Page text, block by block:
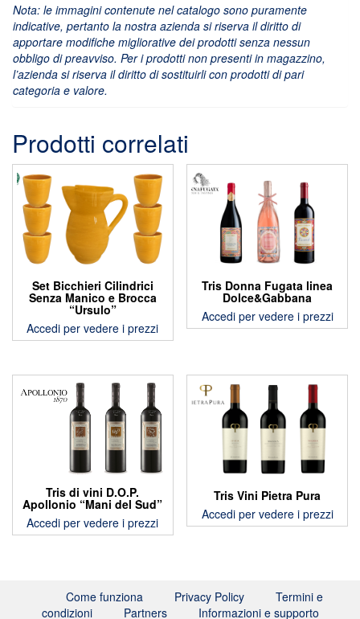
Nota: le immagini contenute nel catalogo sono puramente
indicative, pertanto la nostra azienda si riserva il diritto di
apportare modifiche migliorative dei prodotti senza nessun
obbligo di preavviso. Per i prodotti non presenti in magazzino,
l’azienda si riserva il diritto di sostituirli con prodotti di pari
categoria e valore.
Prodotti correlati
Set Bicchieri Cilindrici
Senza Manico e Brocca
“Ursulo”
Accedi per vedere i prezzi
Tris Donna Fugata linea
Dolce&Gabbana
Accedi per vedere i prezzi
Tris di vini D.O.P.
Apollonio “Mani del Sud”
Accedi per vedere i prezzi
Tris Vini Pietra Pura
Accedi per vedere i prezzi
Come funziona Privacy Policy
Termini e
condizioni
Partners Informazioni e supporto